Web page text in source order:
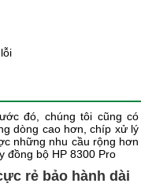
đó, chúng tôi cũng có
dòng cao hơn, chíp xử lý
những nhu cầu rộng hơn
đồng bộ HP 8300 Pro
rẻ bảo hành dài